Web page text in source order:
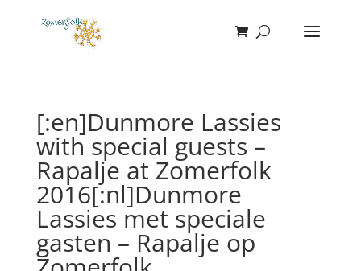
[:en]Dunmore Lassies
with special guests –
Rapalje at Zomerfolk
2016[:nl]Dunmore
Lassies met speciale
gasten – Rapalje op